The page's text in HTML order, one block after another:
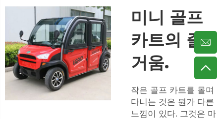
미니 골프
카트의 즐
거움.
작은 골프 카트를 몰며
다니는 것은 뭔가 다른
느낌이 있다. 그것은 마